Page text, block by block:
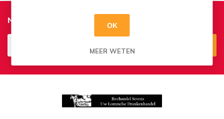
Nieuwsbrief
Aanmelden Opzeggen
OK
MEER WETEN